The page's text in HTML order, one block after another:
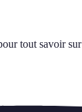
tout savoir sur